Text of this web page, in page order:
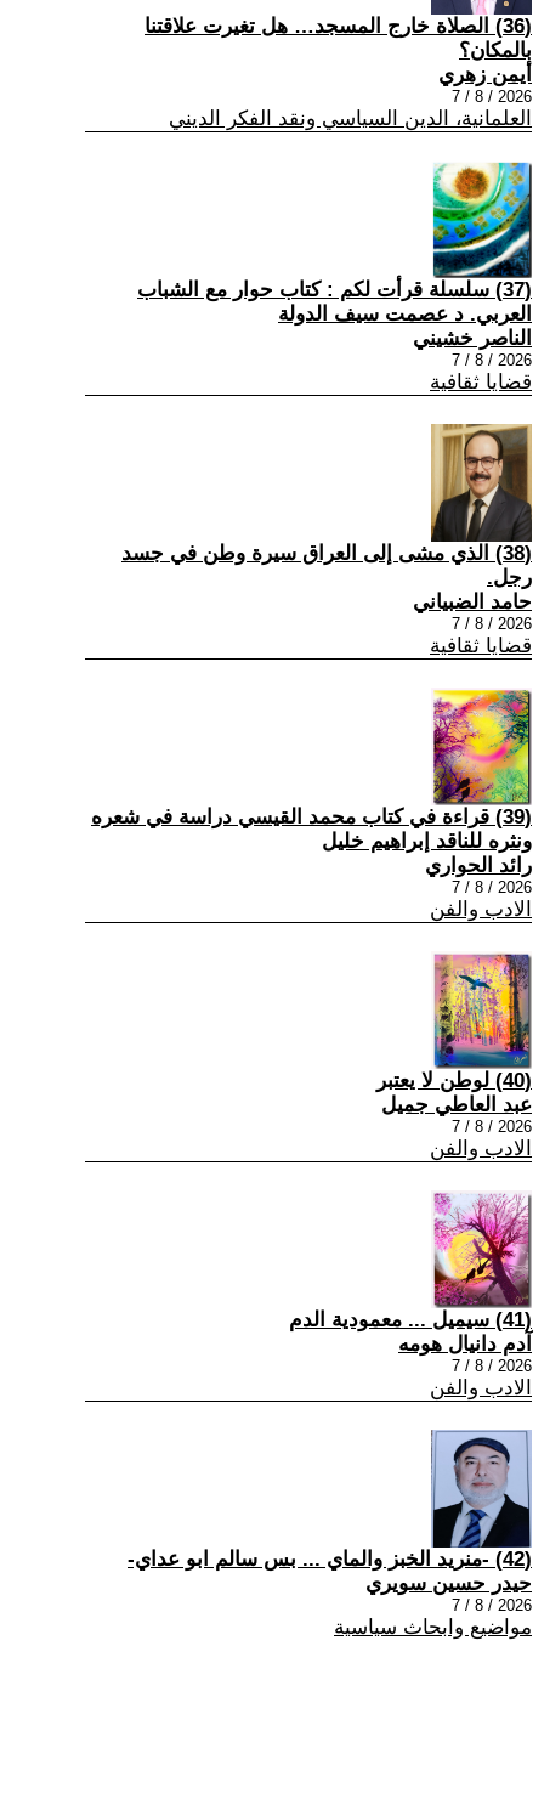
(36) الصلاة خارج المسجد… هل تغيرت علاقتنا
بالمكان؟
أيمن زهري
2026 / 8 / 7
العلمانية، الدين السياسي ونقد الفكر الديني
(37) سلسلة قرأت لكم : كتاب حوار مع الشباب
العربي. د عصمت سيف الدولة
الناصر خشيني
2026 / 8 / 7
قضايا ثقافية
(38) الذي مشى إلى العراق سيرة وطن في جسد
رجل.
حامد الضبياني
2026 / 8 / 7
قضايا ثقافية
(39) قراءة في كتاب محمد القيسي دراسة في شعره
ونثره للناقد إبراهيم خليل
رائد الحواري
2026 / 8 / 7
الادب والفن
(40) لوطن لا يعتبر
عبد العاطي جميل
2026 / 8 / 7
الادب والفن
(41) سيميل ... معمودية الدم
آدم دانيال هومه
2026 / 8 / 7
الادب والفن
(42) -منريد الخبز والماي ... بس سالم ابو عداي-
حيدر حسين سويري
2026 / 8 / 7
مواضيع وابحاث سياسية